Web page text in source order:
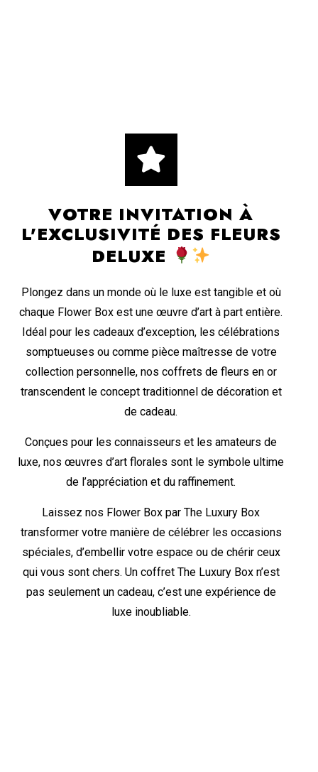
VOTRE INVITATION À
L'EXCLUSIVITÉ DES FLEURS
DELUXE
Plongez dans un monde où le luxe est tangible et où
chaque Flower Box est une œuvre d’art à part entière.
Idéal pour les cadeaux d’exception, les célébrations
somptueuses ou comme pièce maîtresse de votre
collection personnelle, nos coffrets de fleurs en or
transcendent le concept traditionnel de décoration et
de cadeau.
Conçues pour les connaisseurs et les amateurs de
luxe, nos œuvres d’art florales sont le symbole ultime
de l’appréciation et du raffinement.
Laissez nos Flower Box par The Luxury Box
transformer votre manière de célébrer les occasions
spéciales, d’embellir votre espace ou de chérir ceux
qui vous sont chers. Un coffret The Luxury Box n’est
pas seulement un cadeau, c’est une expérience de
luxe inoubliable.